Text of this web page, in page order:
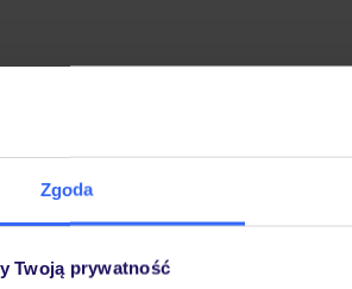
Zgoda
Twoją prywatność